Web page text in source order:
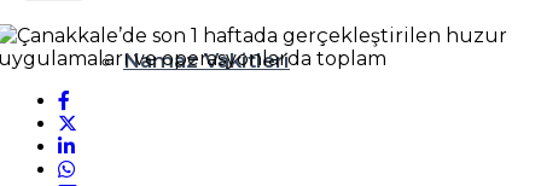
Namaz Vakitleri